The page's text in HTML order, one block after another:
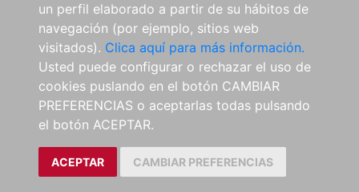
un perfil elaborado a partir de su hábitos de
navegación (por ejemplo, sitios web
visitados). Clica aquí para más información.
Usted puede configurar o rechazar el uso de
cookies puslando en el botón CAMBIAR
PREFERENCIAS o aceptarlas todas pulsando
el botón ACEPTAR.
ACEPTAR CAMBIAR PREFERENCIAS